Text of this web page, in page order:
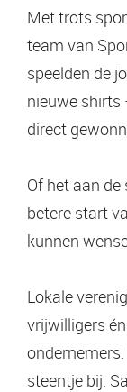
Met trots
team van
speelden de
nieuwe shirts
direct
Of het aan
betere start
kunnen
Lokale
vrijwilligers
steentje bij.